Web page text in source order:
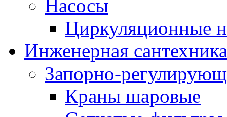
Насосы
Циркуляционные
Инженерная сантехника
Запорно-
Краны шаровые